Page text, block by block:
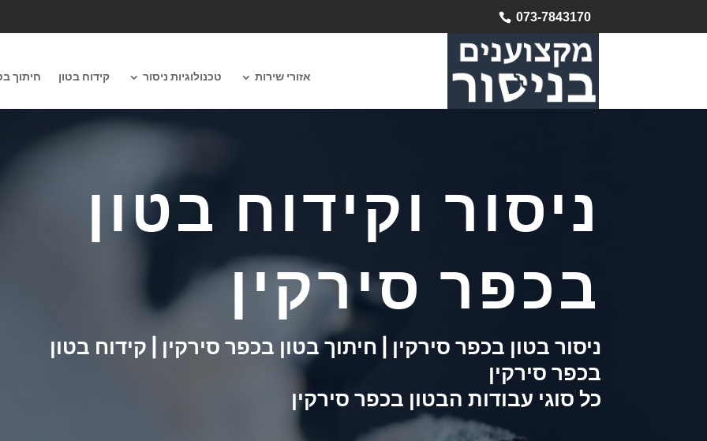
073-7843170
אזורי שירות טכנולוגיות ניסור קידוח בטון חיתוך
ניסור וקידוח בטון
בכפר סירקין
ניסור בטון בכפר סירקין | חיתוך בטון בכפר סירקין | קידוח בטון
בכפר סירקין
כל סוגי עבודות הבטון בכפר סירקין